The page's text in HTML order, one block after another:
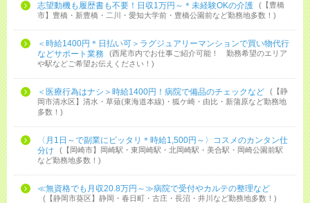
志望動機も履歴書も不要！日収1万円～＊未経験OKの介護
【豊橋
市】豊橋・新豊橋・二川・愛知大学前・豊橋公園前など勤務地多数！
＜時給1400円＊日払い可＞ラグジュアリーマンションで買い物代行
などサポート業務
西尾市内でお仕事ご紹介可能！ 勤務希望のエリア
や駅などご希望お伝えください！
＜医療行為はナシ＞時給1400円！病院で備品のチェックなど
【静
岡市清水区】清水・草薙(東海道本線)・狐ケ崎・由比・新蒲原など勤務地
多数！
〈月1日～で副業にピッタリ＊時給1,500円～〉コスメのカンタン仕
分け
【岡崎市】岡崎駅・東岡崎駅・北岡崎駅・美合駅・岡崎公園前駅
など勤務地多数！
≪無資格でも月収20.8万円～≫病院で受付やカルテの整理など
【静岡市葵区】静岡・春日町・古庄・長沼・井川など勤務地多数！